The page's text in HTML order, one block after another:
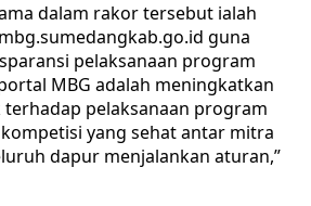
dalam rakor tersebut ialah
guna
pelaksanaan program
MBG adalah meningkatkan
pelaksanaan program
yang sehat antar mitra
dapur menjalankan aturan,”